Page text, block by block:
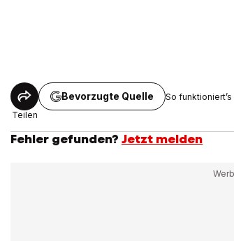
Teilen
Bevorzugte Quelle So funktioniert’s
Fehler gefunden? Jetzt melden